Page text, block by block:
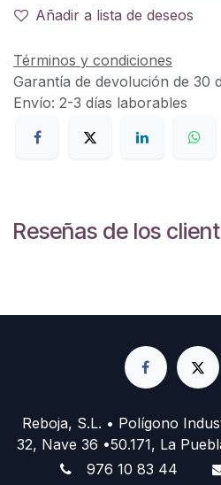
Añadir a lista de deseos
Términos y condiciones
Garantía de devolución de 30
Envío: 2-3 días laborables
Reseñas de los
Reboja, S.L. • Polígono
32, Nave 36 •50.171, La
976 10 83 44